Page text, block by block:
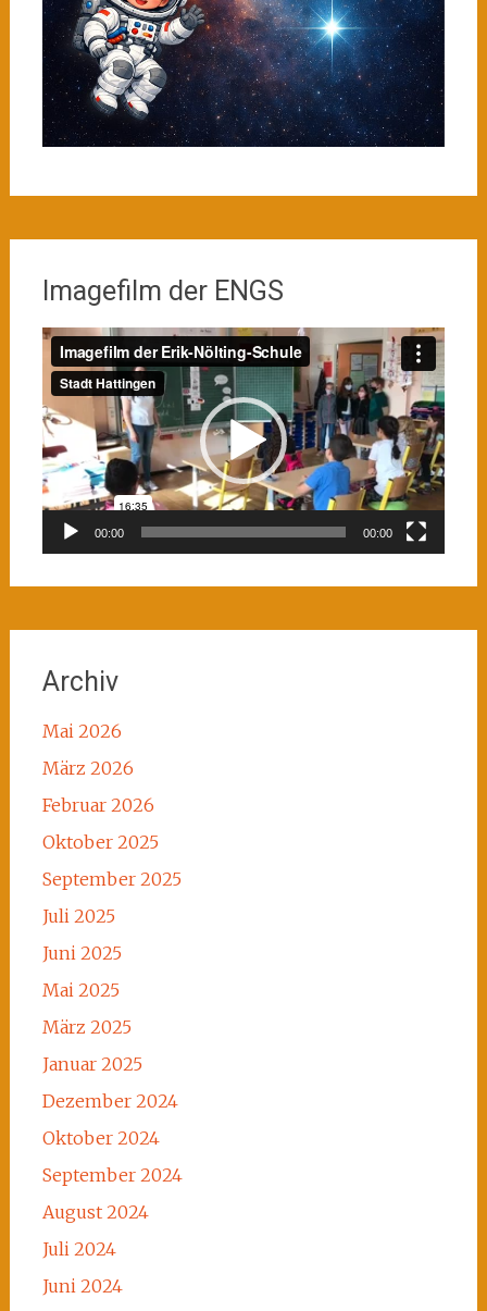
Imagefilm der ENGS
Video-
Player
00:00 00:00
Archiv
Mai 2026
März 2026
Februar 2026
Oktober 2025
September 2025
Juli 2025
Juni 2025
Mai 2025
März 2025
Januar 2025
Dezember 2024
Oktober 2024
September 2024
August 2024
Juli 2024
Juni 2024